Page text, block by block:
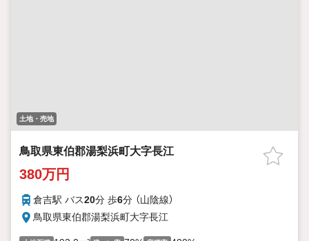
土地・売地
鳥取県東伯郡湯梨浜町大字長江
380万円
倉吉駅 バス20分 歩6分 （山陰線）
鳥取県東伯郡湯梨浜町大字長江